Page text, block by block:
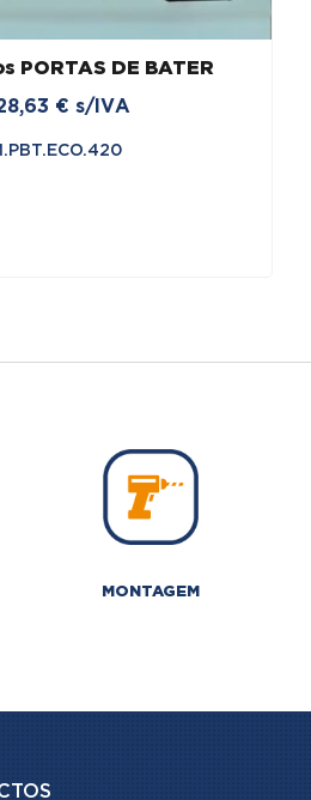
PORTAS DE BATER
€ s/IVA
MONTAGEM